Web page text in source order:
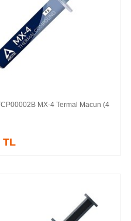
Sepete Ekle
MX-4 Termal Macun (4
TL